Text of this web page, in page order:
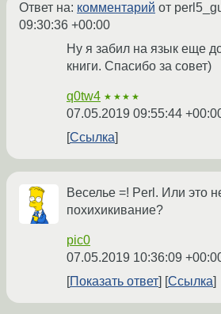
Ответ на: комментарий от
09:30:36 +00:00
Ну я забил на язык еще
книги. Спасибо за совет)
q0tw4 ★★★★
07.05.2019 09:55:44
Ссылка
Веселье =! Perl. Или это
похихикивание?
pic0
07.05.2019 10:36:09
Показать ответ
Ссылка